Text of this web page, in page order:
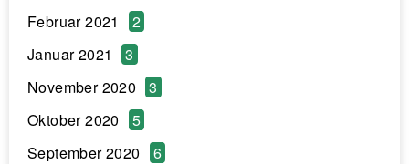
Februar 2021
2
Januar 2021
3
November 2020
3
Oktober 2020
5
September 2020
6